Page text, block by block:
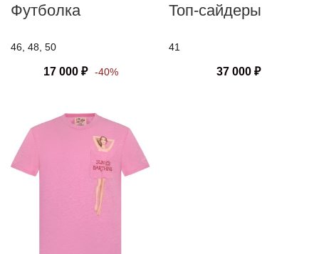
Футболка
46, 48, 50
17 000 ₽ -40%
Топ-сайдеры
41
37 000 ₽